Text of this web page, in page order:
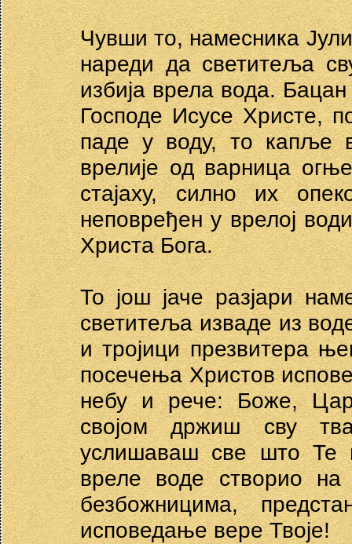
Чувши то, намесника
нареди да светитеља
избија врела вода.
Господе Исусе Христе,
паде у воду, то капље
врелије од варница
стајаху, силно их
неповређен у врелој
Христа Бога.
То још јаче разјари
светитеља изваде из
и тројици презвитера
посечења Христов
небу и рече: Боже,
својом држиш сву
услишаваш све што Те
вреле воде створио
безбожницима,
исповедање вере Твоје!